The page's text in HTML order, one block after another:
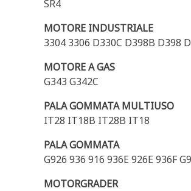
SR4
MOTORE INDUSTRIALE
3304 3306 D330C D398B D398
MOTORE A GAS
G343 G342C
PALA GOMMATA MULTIUSO
IT28 IT18B IT28B IT18
PALA GOMMATA
G926 936 916 936E 926E 936F
MOTORGRADER